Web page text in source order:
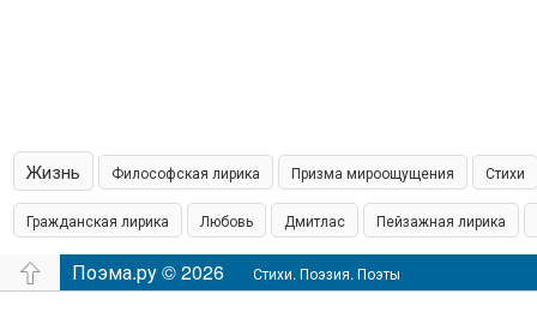
Жизнь Философская лирика Призма мироощущения Стихи
Гражданская лирика Любовь Дмитлас Пейзажная лирика
островская пишет Шамонин Сказки Юмор
Поэма.ру © 2026 Стихи. Поэзия. Поэты